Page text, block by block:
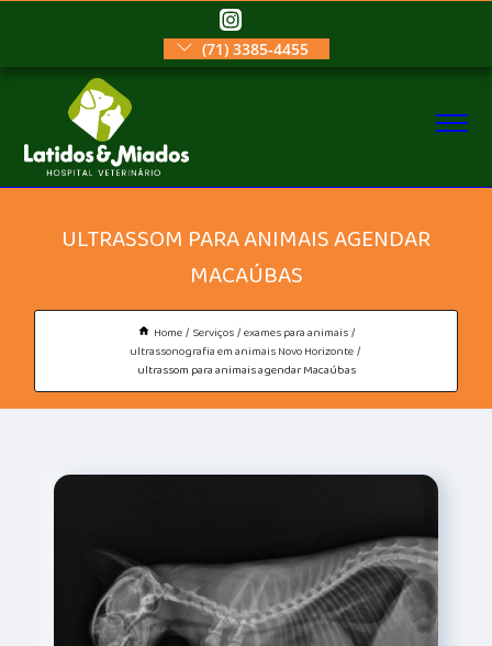
(71) 3385-4455
ULTRASSOM PARA ANIMAIS AGENDAR
MACAÚBAS
Home Serviços exames para animais
ultrassonografia em animais Novo Horizonte
ultrassom para animais agendar Macaúbas